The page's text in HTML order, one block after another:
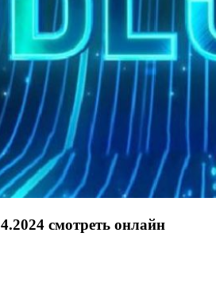
смотреть онлайн